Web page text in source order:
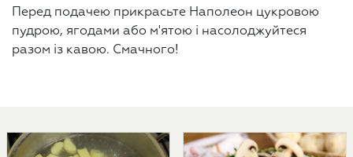
Перед подачею прикрасьте Наполеон цукровою
пудрою, ягодами або м'ятою і насолоджуйтеся
разом із кавою. Смачного!